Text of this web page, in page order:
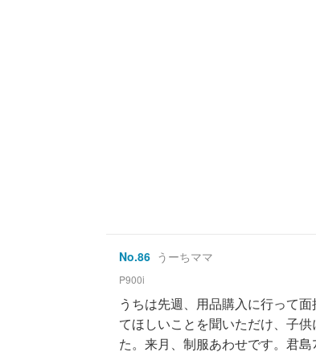
No.86 うーちママ
P900i
うちは先週、用品購入に行って
てほしいことを聞いただけ、子
た。来月、制服あわせです。君